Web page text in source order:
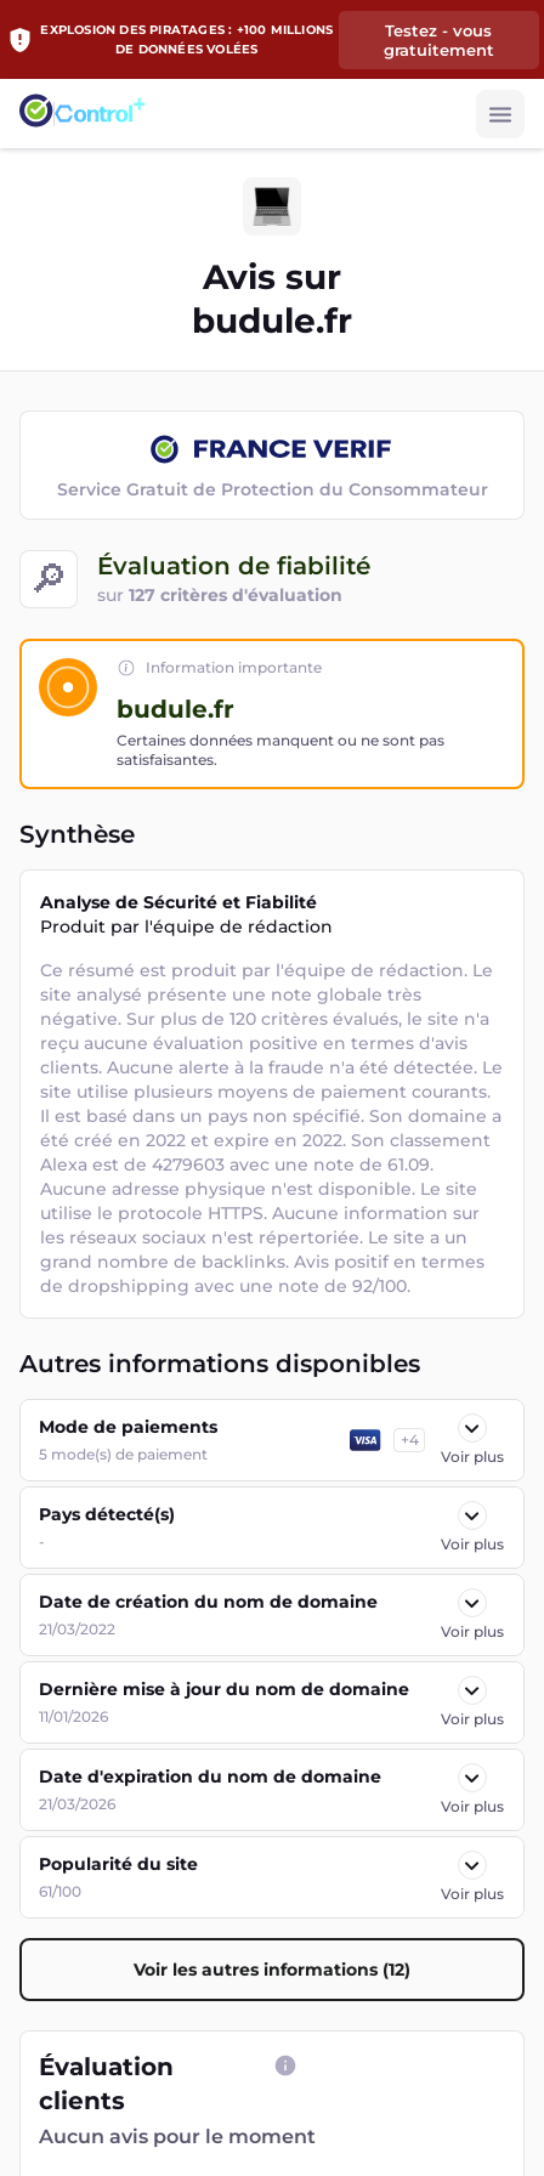
EXPLOSION DES PIRATAGES : +100 MILLIONS
DE DONNÉES VOLÉES
Testez - vous
gratuitement
Avis sur
budule.fr
🔎 Évaluation de fiabilité
sur 127 critères d'évaluation
Service Gratuit de Protection du Consommateur
Information importante
budule.fr
Certaines données manquent ou ne sont pas
satisfaisantes.
Synthèse
Analyse de Sécurité et Fiabilité
Produit par l'équipe de rédaction
Ce résumé est produit par l'équipe de rédaction. Le
site analysé présente une note globale très
négative. Sur plus de 120 critères évalués, le site n'a
reçu aucune évaluation positive en termes d'avis
clients. Aucune alerte à la fraude n'a été détectée. Le
site utilise plusieurs moyens de paiement courants.
Il est basé dans un pays non spécifié. Son domaine a
été créé en 2022 et expire en 2022. Son classement
Alexa est de 4279603 avec une note de 61.09.
Aucune adresse physique n'est disponible. Le site
utilise le protocole HTTPS. Aucune information sur
les réseaux sociaux n'est répertoriée. Le site a un
grand nombre de backlinks. Avis positif en termes
de dropshipping avec une note de 92/100.
Autres informations disponibles
Mode de paiements
5 mode(s) de paiement
+4
Voir plus
Pays détecté(s)
- Voir plus
Date de création du nom de domaine
21/03/2022 Voir plus
Dernière mise à jour du nom de domaine
11/01/2026 Voir plus
Date d'expiration du nom de domaine
21/03/2026 Voir plus
Popularité du site
61/100 Voir plus
Voir les autres informations (12)
Évaluation
clients
Aucun avis pour le moment